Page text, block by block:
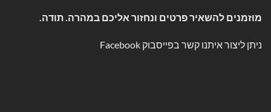
מוזמנים להשאיר פרטים ונחזור אליכם במהרה. תודה.
ניתן ליצור איתנו קשר בפייסבוק Facebook